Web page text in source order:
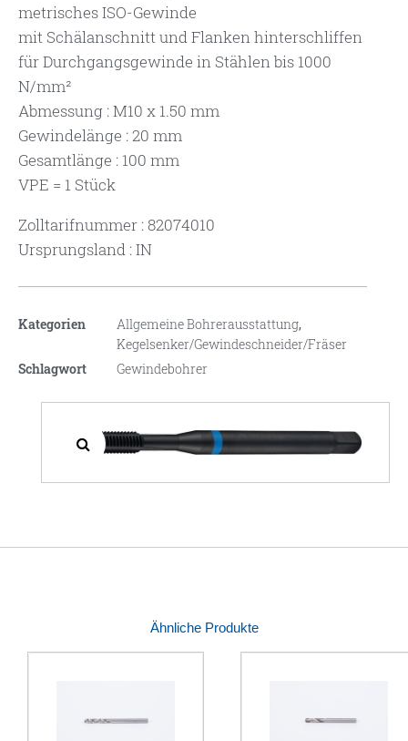
metrisches ISO-Gewinde
mit Schälanschnitt und Flanken hinterschliffen
für Durchgangsgewinde in Stählen bis 1000
N/mm²
Abmessung : M10 x 1.50 mm
Gewindelänge : 20 mm
Gesamtlänge : 100 mm
VPE = 1 Stück
Zolltarifnummer : 82074010
Ursprungsland : IN
Kategorien Allgemeine Bohrerausstattung,
Kegelsenker/Gewindeschneider/Fräser
Schlagwort
Gewindebohrer
Ähnliche Produkte